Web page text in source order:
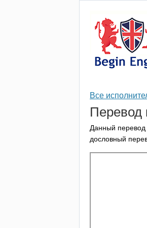
Все
Перевод
Данный перевод
дословный